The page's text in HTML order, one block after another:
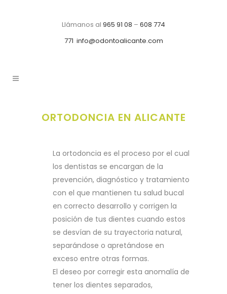
Llámanos al 965 91 08 – 608 774
771 info@odontoalicante.com
ORTODONCIA EN ALICANTE
La ortodoncia es el proceso por el cual
los dentistas se encargan de la
prevención, diagnóstico y tratamiento
con el que mantienen tu salud bucal
en correcto desarrollo y corrigen la
posición de tus dientes cuando estos
se desvían de su trayectoria natural,
separándose o apretándose en
exceso entre otras formas.
El deseo por corregir esta anomalía de
tener los dientes separados,